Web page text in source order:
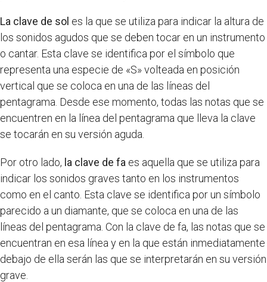
La clave de sol es la que se utiliza para indicar la altura de
los sonidos agudos que se deben tocar en un instrumento
o cantar. Esta clave se identifica por el símbolo que
representa una especie de «S» volteada en posición
vertical que se coloca en una de las líneas del
pentagrama. Desde ese momento, todas las notas que se
encuentren en la línea del pentagrama que lleva la clave
se tocarán en su versión aguda.
Por otro lado, la clave de fa es aquella que se utiliza para
indicar los sonidos graves tanto en los instrumentos
como en el canto. Esta clave se identifica por un símbolo
parecido a un diamante, que se coloca en una de las
líneas del pentagrama. Con la clave de fa, las notas que se
encuentran en esa línea y en la que están inmediatamente
debajo de ella serán las que se interpretarán en su versión
grave.